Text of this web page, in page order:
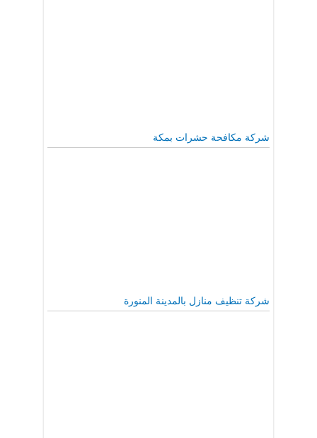
شركة مكافحة حشرات بمكة
شركة تنظيف منازل بالمدينة المنورة